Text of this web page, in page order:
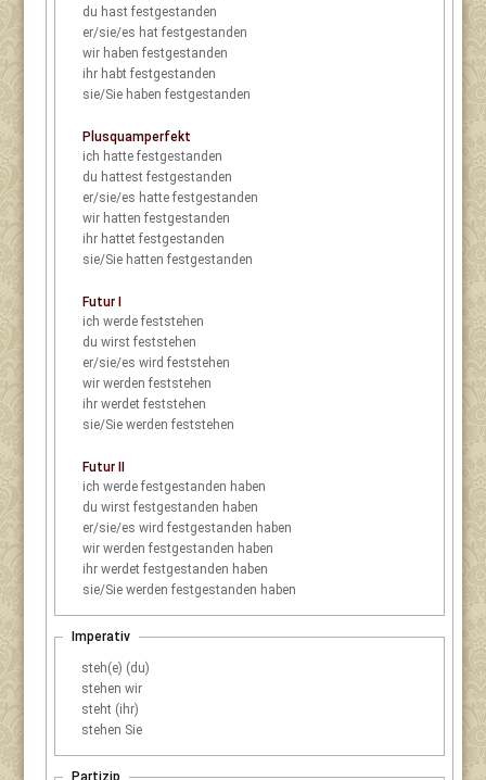
du hast festgestanden
er/sie/es hat festgestanden
wir haben festgestanden
ihr habt festgestanden
sie/Sie haben festgestanden
Plusquamperfekt
ich hatte festgestanden
du hattest festgestanden
er/sie/es hatte festgestanden
wir hatten festgestanden
ihr hattet festgestanden
sie/Sie hatten festgestanden
Futur I
ich werde feststehen
du wirst feststehen
er/sie/es wird feststehen
wir werden feststehen
ihr werdet feststehen
sie/Sie werden feststehen
Futur II
ich werde festgestanden haben
du wirst festgestanden haben
er/sie/es wird festgestanden haben
wir werden festgestanden haben
ihr werdet festgestanden haben
sie/Sie werden festgestanden haben
Imperativ
steh(e) (du)
stehen wir
steht (ihr)
stehen Sie
Partizip